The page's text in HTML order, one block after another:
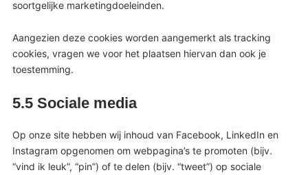
soortgelijke marketingdoeleinden.
Aangezien deze cookies worden aangemerkt als tracking
cookies, vragen we voor het plaatsen hiervan dan ook je
toestemming.
5.5 Sociale media
Op onze site hebben wij inhoud van Facebook, LinkedIn en
Instagram opgenomen om webpagina’s te promoten (bijv.
“vind ik leuk”, “pin”) of te delen (bijv. “tweet”) op sociale